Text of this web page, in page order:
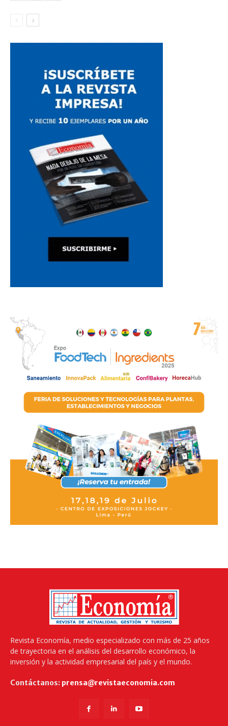
Revista Economía, medio especializado con más de 25 años
de trayectoria en el análisis del desarrollo económico, la
inversión y la actividad empresarial del país y el mundo.
Contáctanos: prensa@revistaeconomia.com